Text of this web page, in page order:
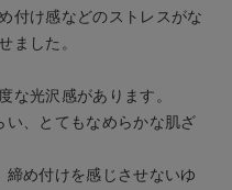
付け感などのストレスがな
ました。
な光沢感があります。
、とてもなめらかな肌ざ
め付けを感じさせないゆ